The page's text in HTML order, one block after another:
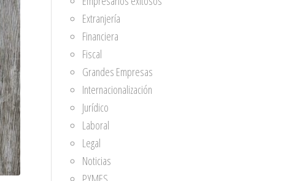
Extranjería
Financiera
Fiscal
Grandes Empresas
Internacionalización
Jurídico
Laboral
Legal
Noticias